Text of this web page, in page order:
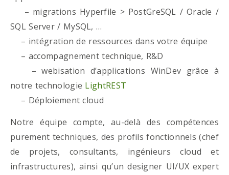
– migrations Hyperfile > PostGreSQL / Oracle /
SQL Server / MySQL, …
– intégration de ressources dans votre équipe
– accompagnement technique, R&D
– webisation d’applications WinDev grâce à
notre technologie LightREST
– Déploiement cloud
Notre équipe compte, au-delà des compétences
purement techniques, des profils fonctionnels (chef
de projets, consultants, ingénieurs cloud et
infrastructures), ainsi qu’un designer UI/UX expert